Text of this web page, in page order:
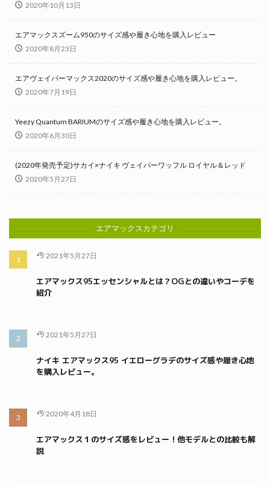
2020年10月13日
エアマックスズーム950のサイズ感や履き心地を購入レビュー
2020年8月23日
エアヴェイパーマックス2020のサイズ感や履き心地を購入レビュー。
2020年7月19日
Yeezy Quantum BARIUMのサイズ感や履き心地を購入レビュー。
2020年6月30日
(2020年発売予定)サカイ×ナイキ ヴェイパーワッフル ロイヤル＆レッド
2020年5月27日
エアマックスカテゴリ
2021年5月27日
エアマックス95エッセンシャルとは？OGとの違いやコーデを
紹介
2021年5月27日
ナイキ エアマックス95 イエローグラデのサイズ感や履き心地
を購入レビュー。
2020年4月18日
エアマックス１のサイズ感をレビュー！他モデルとの比較も解
説